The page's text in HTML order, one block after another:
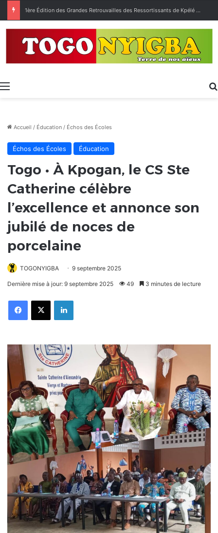
1ère Édition des Grandes Retrouvailles des Ressortissants de Kpélé Govié Apégamé / Sokpé
Menu
Accueil / Éducation / Échos des Écoles
Échos des Écoles Éducation
Togo • À Kpogan, le CS Ste
Catherine célèbre
l’excellence et annonce son
jubilé de noces de
porcelaine
TOGONYIGBA 9 septembre 2025
Dernière mise à jour: 9 septembre 2025 49 3 minutes de lecture
FacebookX Linkedin